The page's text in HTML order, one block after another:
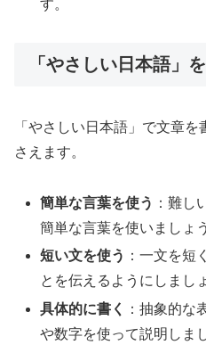
す。
「やさしい日本語」
「やさしい日本語」で文章
さえます。
簡単な言葉を使う ：難し
簡単な言葉を使いましょ
短い文を使う ：一文を短
とを伝えるようにしまし
具体的に書く
：抽象的な
や数字を使って説明しま